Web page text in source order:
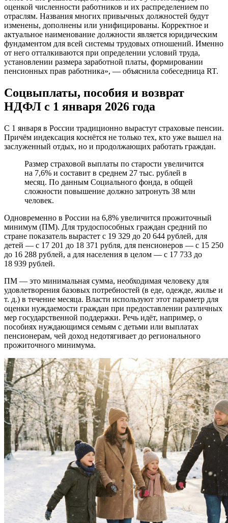
оценкой численности работников и их распределением по
отраслям. Названия многих привычных должностей будут
изменены, дополнены или унифицированы. Корректное и
актуальное наименование должности является юридическим
фундаментом для всей системы трудовых отношений. Именно
от него отталкиваются при определении условий труда,
установлении размера заработной платы, формировании
пенсионных прав работника», — объяснила собеседница RT.
Соцвыплаты, пособия и возврат
НДФЛ с 1 января 2026 года
С 1 января в России традиционно вырастут страховые пенсии.
Причём индексация коснётся не только тех, кто уже вышел на
заслуженный отдых, но и продолжающих работать граждан.
Размер страховой выплаты по старости увеличится
на 7,6% и составит в среднем 27 тыс. рублей в
месяц. По данным Социального фонда, в общей
сложности повышение должно затронуть 38 млн
человек.
Одновременно в России на 6,8% увеличится прожиточный
минимум (ПМ). Для трудоспособных граждан средний по
стране показатель вырастет с 19 329 до 20 644 рублей, для
детей — с 17 201 до 18 371 рубля, для пенсионеров — с 15 250
до 16 288 рублей, а для населения в целом — с 17 733 до
18 939 рублей.
ПМ — это минимальная сумма, необходимая человеку для
удовлетворения базовых потребностей (в еде, одежде, жилье и
т. д.) в течение месяца. Власти используют этот параметр для
оценки нуждаемости граждан при предоставлении различных
мер государственной поддержки. Речь идёт, например, о
пособиях нуждающимся семьям с детьми или выплатах
пенсионерам, чей доход недотягивает до регионального
прожиточного минимума.